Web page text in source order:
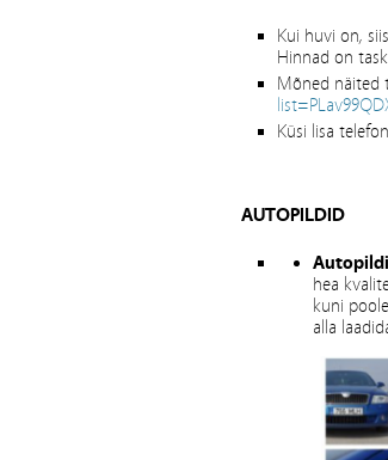
Kui huvi on,
Hinnad on
Mõned näited
Küsi lisa
AUTOPILDID
hea
kuni
alla